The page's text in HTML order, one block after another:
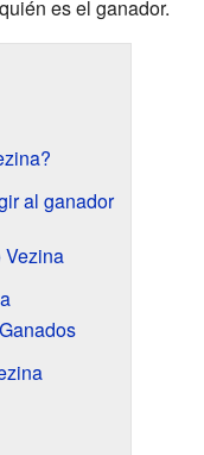
es el ganador.
al ganador
Vezina